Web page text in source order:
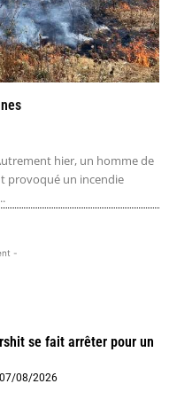
hier, un homme de
provoqué un incendie
-
se fait arrêter pour un
07/08/2026